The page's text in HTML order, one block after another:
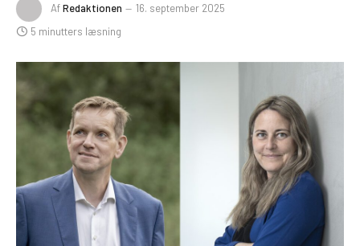
AfRedaktionen
16. september 2025
5 minutters læsning